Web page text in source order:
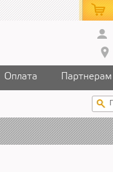
Оплата Партнерам